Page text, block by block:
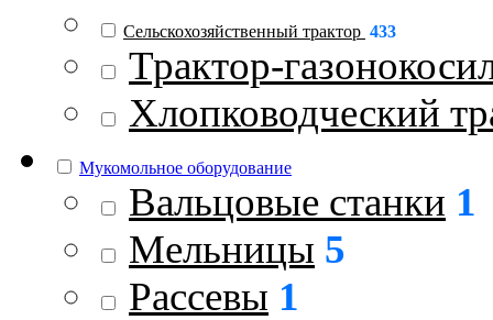
Сельскохозяйственный трактор 433
Трактор-
Хлопководческий
Мукомольное оборудование
Вальцовые станки 1
Мельницы 5
Рассевы 1